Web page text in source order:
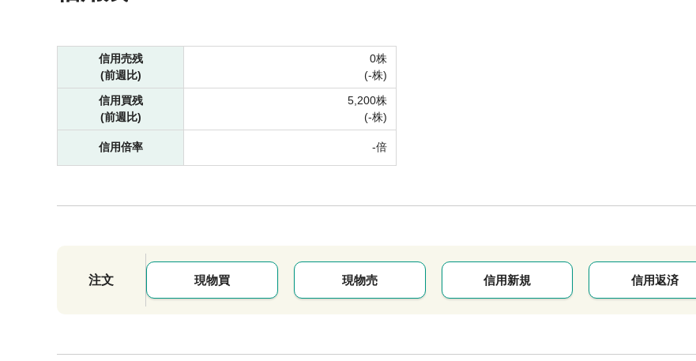
信用売残
(前週比)
0株
(-株)
信用買残
(前週比)
5,200株
(-株)
信用倍率 -倍
注文 現物買 現物売 信用新規 信用返済